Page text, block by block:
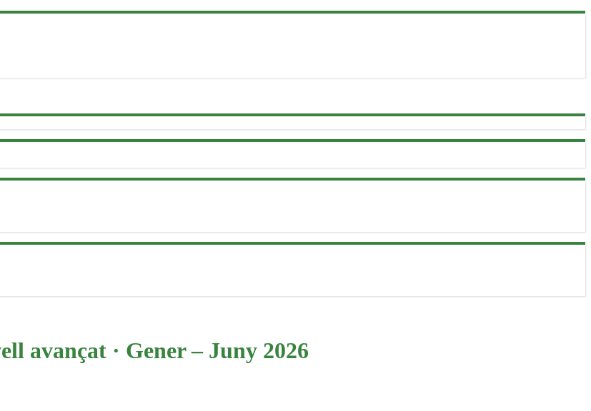
avançat · Gener – Juny 2026